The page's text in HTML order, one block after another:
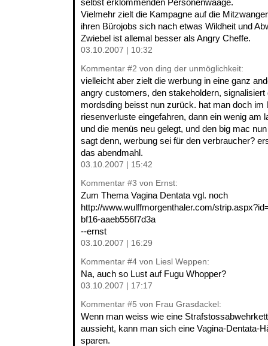
selbst erklommenden Personenwaage.
Vielmehr zielt die Kampagne auf die
ihren Bürojobs sich nach etwas Wildheit und
Zwiebel ist allemal besser als Angry Cheffe.
03.10.2007 | 10:32
Kommentar #2 von ding der unmöglichkeit:
vielleicht aber zielt die werbung in eine ganz
angry customers, den stakeholdern,
mordsding beisst nun zurück. hat man doch im
riesenverluste eingefahren, dann ein wenig am
und die menüs neu gelegt, und den big mac
sagt denn, werbung sei für den verbraucher?
das abendmahl.
03.10.2007 | 15:42
Kommentar #3 von Ernst:
Zum Thema Vagina Dentata vgl. noch
http://www.wulffmorgenthaler.com/
bf16-aaeb556f7d3a
--ernst
03.10.2007 | 16:29
Kommentar #4 von Liesl Weppen:
Na, auch so Lust auf Fugu Whopper?
03.10.2007 | 17:17
Kommentar #5 von Frau Grasdackel:
Wenn man weiss wie eine
aussieht, kann man sich eine Vagina-Dentata-
sparen.